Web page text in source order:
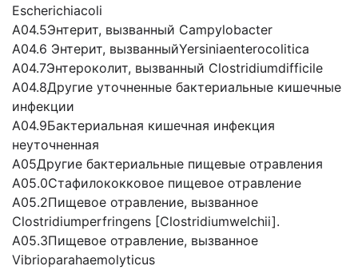
Escherichiacoli
A04.5Энтерит, вызванный Campylobacter
A04.6 Энтерит, вызванныйYersiniaenterocolitica
A04.7Энтероколит, вызванный Clostridiumdifficile
A04.8Другие уточненные бактериальные кишечные
инфекции
A04.9Бактериальная кишечная инфекция
неуточненная
А05Другие бактериальные пищевые отравления
А05.0Стафилококковое пищевое отравление
А05.2Пищевое отравление, вызванное
Clostridiumperfringens [Clostridiumwelchii].
А05.3Пищевое отравление, вызванное
Vibriopаrаhаemolyticus